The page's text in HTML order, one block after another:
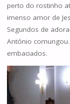
perto do rostinho
imenso amor de
Segundos de
António
embaciados.